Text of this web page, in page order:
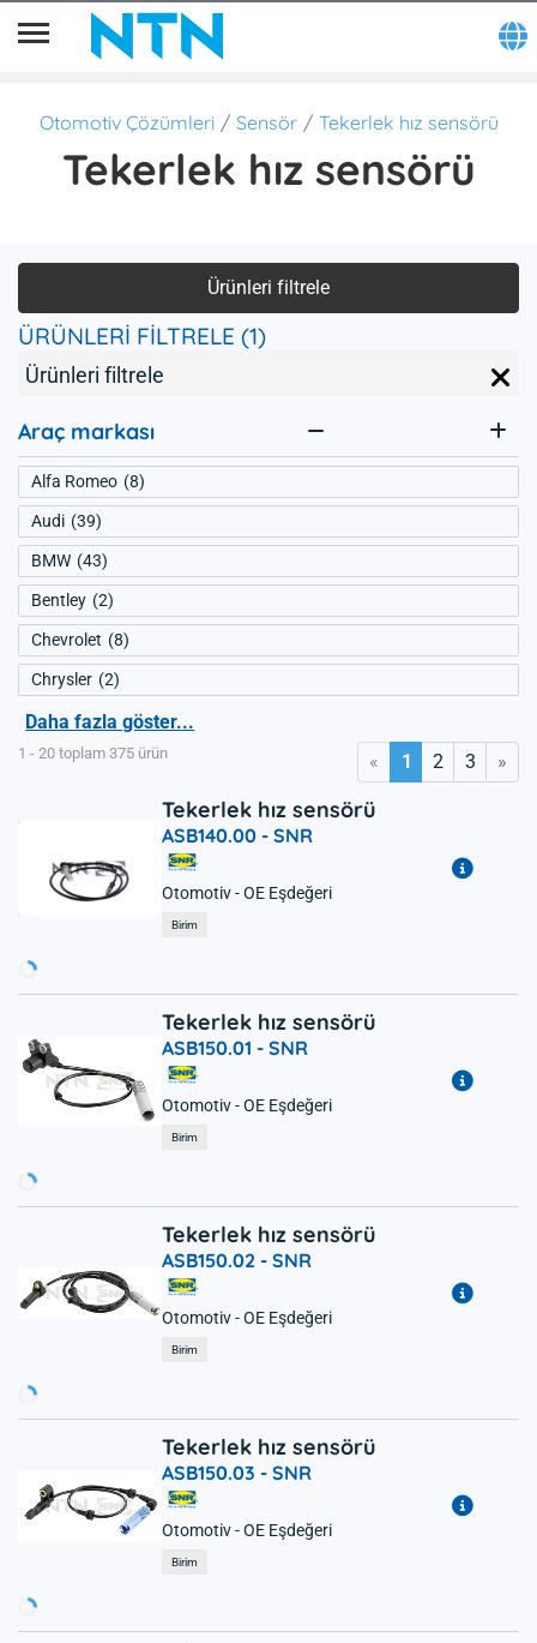
Otomotiv Çözümleri Sensör Tekerlek hız sensörü
Tekerlek hız sensörü
Ürünleri filtrele
ÜRÜNLERİ FİLTRELE (1)
Ürünleri filtrele
Araç markası
Alfa Romeo 8
Audi 39
BMW 43
Bentley 2
Chevrolet
8
Chrysler 2
Daha fazla göster...
1 - 20 toplam 375 ürün « 1 2 3 »
Tekerlek hız sensörü
ASB140.00 - SNR
Otomotiv - OE Eşdeğeri
Birim
Tekerlek hız sensörü
ASB150.01 - SNR
Otomotiv - OE Eşdeğeri
Birim
Tekerlek hız sensörü
ASB150.02 - SNR
Otomotiv - OE Eşdeğeri
Birim
Tekerlek hız sensörü
ASB150.03 - SNR
Otomotiv - OE Eşdeğeri
Birim